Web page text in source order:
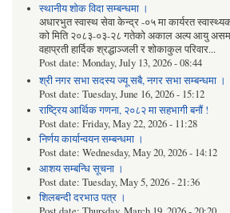
स्थानीय शोक विदा सम्बन्धमा ।
अधारभुत स्वास्थ सेवा केन्द्र -०५ मा कार्यरत
को मिति २०८३-०३-२८ गतेको अकाल अल्प आयु
वहाप्रती हार्दिक श्रद्धाञ्जली र शोकाकुल परिवार...
Post date: Monday, July 13, 2026 - 08:44
श्री नगर सभा सदस्य ज्यू सबै, नगर सभा सम्बन्धमा ।
Post date: Tuesday, June 16, 2026 - 15:12
राष्ट्रिय आर्थिक गणना, २०८२ मा सहभागी बनौं !
Post date: Friday, May 22, 2026 - 11:28
निर्णय कार्यान्वयन सम्बन्धमा ।
Post date: Wednesday, May 20, 2026 - 14:12
आशय सम्बन्धि सूचना ।
Post date: Tuesday, May 5, 2026 - 21:36
शिलबन्दी दरभाउ पत्र ।